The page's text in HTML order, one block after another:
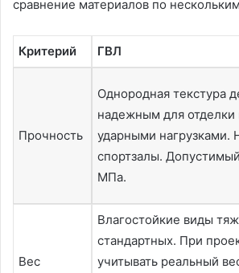
сравнение материалов по
Критерий ГВЛ
Прочность
Однородная текстура
надежным для отделки
ударными нагрузками.
спортзалы.
МПа.
Вес
Влагостойкие виды
стандартных. При
учитывать реальный